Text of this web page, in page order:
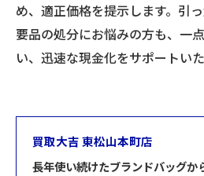
め、適正価格を提示します。引
要品の処分にお悩みの方も、一
い、迅速な現金化をサポートいた
買取大吉 東松山本町店
長年使い続けたブランドバッグか